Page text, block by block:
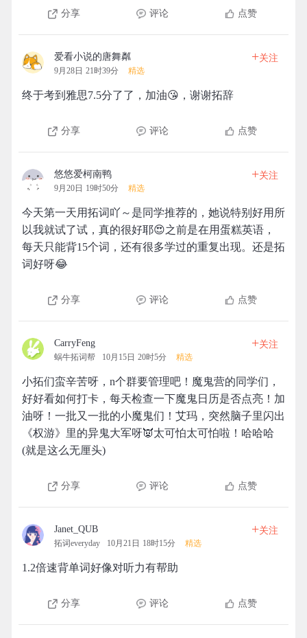
分享 评论 点赞
爱看小说的唐舞粼
9月28日 21时39分 精选
+关注
终于考到雅思7.5分了了，加油😘，谢谢拓辞
分享 评论 点赞
悠悠爱柯南鸭
9月20日 19时50分 精选
+关注
今天第一天用拓词吖～是同学推荐的，她说特别好用所
以我就试了试，真的很好耶😍之前是在用蛋糕英语，
每天只能背15个词，还有很多学过的重复出现。还是拓
词好呀😂
分享 评论 点赞
CarryFeng
蜗牛拓词帮 10月15日 20时5分 精选
+关注
小拓们蛮辛苦呀，n个群要管理吧！魔鬼营的同学们，
好好看如何打卡，每天检查一下魔鬼日历是否点亮！加
油呀！一批又一批的小魔鬼们！艾玛，突然脑子里闪出
《权游》里的异鬼大军呀👿太可怕太可怕啦！哈哈哈
(就是这么无厘头)
分享 评论 点赞
Janet_QUB
拓词everyday 10月21日 18时15分 精选
+关注
1.2倍速背单词好像对听力有帮助
分享 评论 点赞